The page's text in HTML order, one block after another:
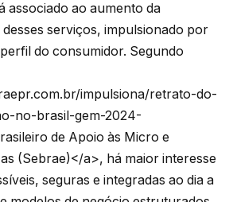
associado ao aumento da
serviços, impulsionado por
do consumidor. Segundo
impulsiona/retrato-do-
no-brasil-gem-2024-
de Apoio às Micro e
(Sebrae)</a>, há maior interesse
seguras e integradas ao dia a